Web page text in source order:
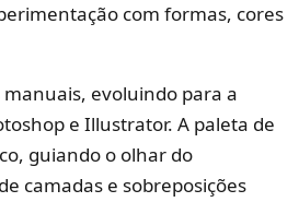
com formas, cores
evoluindo para a
e Illustrator. A paleta de
guiando o olhar do
camadas e sobreposições